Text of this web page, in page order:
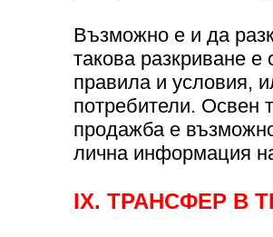
Възможно е и да
такова разкриване
правила и условия,
потребители. Освен
продажба е
лична информация
IX. ТРАНСФЕР В